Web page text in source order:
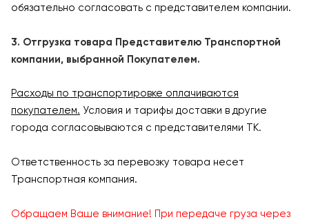
обязательно согласовать с представителем компании.
3. Отгрузка товара Представителю Транспортной
компании, выбранной Покупателем.
Расходы по транспортировке оплачиваются
покупателем. Условия и тарифы доставки в другие
города согласовываются с представителями ТК.
Ответственность за перевозку товара несет
Транспортная компания.
Обращаем Ваше внимание! При передаче груза через